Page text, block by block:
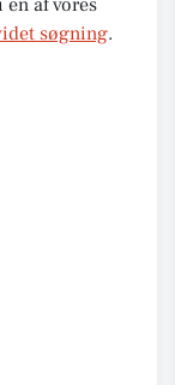
søgning.